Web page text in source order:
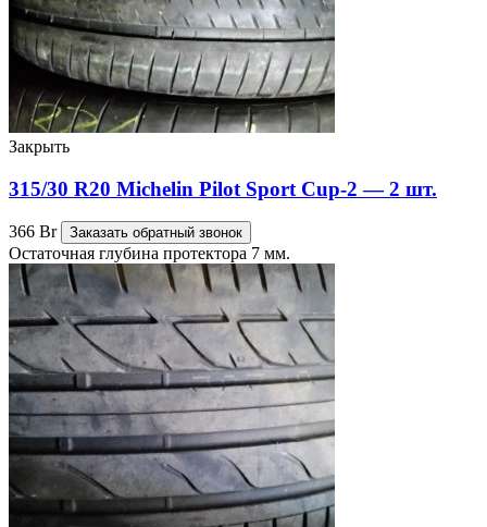
Закрыть
315/30 R20 Michelin Pilot Sport Cup-2 — 2 шт.
366 Br Заказать обратный звонок
Остаточная глубина протектора 7 мм.